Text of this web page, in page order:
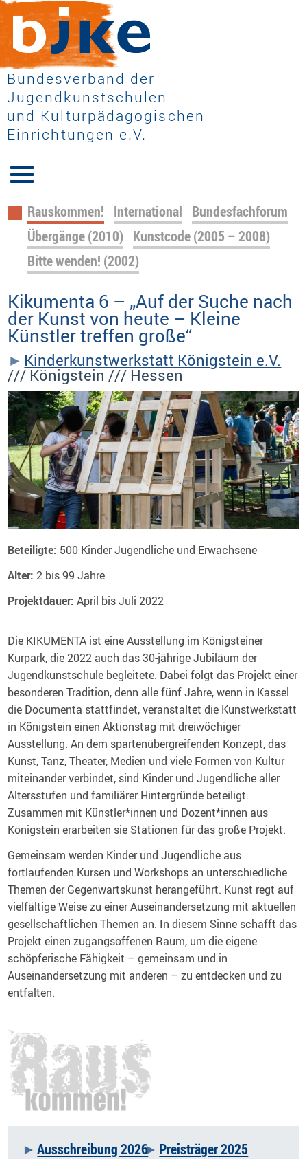
Bundesverband der
Jugendkunstschulen
und Kulturpädagogischen
Einrichtungen e.V.
Navigation
überspringen
Rauskommen! International Bundesfachforum
Übergänge (2010) Kunstcode (2005 – 2008)
Bitte wenden! (2002)
Kikumenta 6 – „Auf der Suche nach
der Kunst von heute – Kleine
Künstler treffen große“
Kinderkunstwerkstatt Königstein e.V.
/// Königstein /// Hessen
Beteiligte: 500 Kinder Jugendliche und Erwachsene
Alter: 2 bis 99 Jahre
Projektdauer: April bis Juli 2022
Die KIKUMENTA ist eine Ausstellung im Königsteiner
Kurpark, die 2022 auch das 30-jährige Jubiläum der
Jugendkunstschule begleitete. Dabei folgt das Projekt einer
besonderen Tradition, denn alle fünf Jahre, wenn in Kassel
die Documenta stattfindet, veranstaltet die Kunstwerkstatt
in Königstein einen Aktionstag mit dreiwöchiger
Ausstellung. An dem spartenübergreifenden Konzept, das
Kunst, Tanz, Theater, Medien und viele Formen von Kultur
miteinander verbindet, sind Kinder und Jugendliche aller
Altersstufen und familiärer Hintergründe beteiligt.
Zusammen mit Künstler*innen und Dozent*innen aus
Königstein erarbeiten sie Stationen für das große Projekt.
Gemeinsam werden Kinder und Jugendliche aus
fortlaufenden Kursen und Workshops an unterschiedliche
Themen der Gegenwartskunst herangeführt. Kunst regt auf
vielfältige Weise zu einer Auseinandersetzung mit aktuellen
gesellschaftlichen Themen an. In diesem Sinne schafft das
Projekt einen zugangsoffenen Raum, um die eigene
schöpferische Fähigkeit – gemeinsam und in
Auseinandersetzung mit anderen – zu entdecken und zu
entfalten.
Ausschreibung 2026
Preisträger 2025